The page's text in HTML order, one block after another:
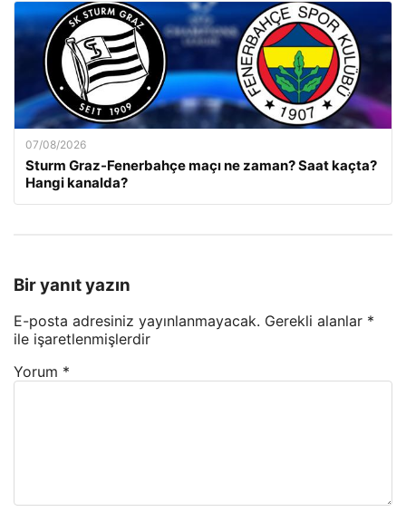
07/08/2026
Sturm Graz-Fenerbahçe maçı ne zaman? Saat kaçta?
Hangi kanalda?
Bir yanıt yazın
E-posta adresiniz yayınlanmayacak. Gerekli alanlar *
ile işaretlenmişlerdir
Yorum *